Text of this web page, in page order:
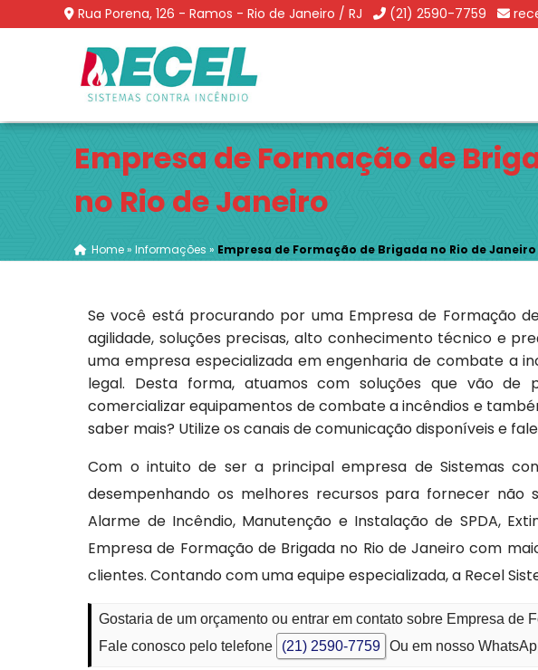
Rua Porena, 126 - Ramos - Rio de Janeiro / RJ (21) 2590-7759
Empresa de Formação de
no Rio de Janeiro
Home»Informações » Empresa de Formação de Brigada no Rio de Janeiro
Se você está procurando por uma Empresa de Formação
agilidade, soluções precisas, alto conhecimento técnico e
uma empresa especializada em engenharia de combate a
legal. Desta forma, atuamos com soluções que vão de
comercializar equipamentos de combate a incêndios e
saber mais? Utilize os canais de comunicação disponíveis e
Com o intuito de ser a principal empresa de Sistemas
desempenhando os melhores recursos para fornecer não
Alarme de Incêndio, Manutenção e Instalação de SPDA,
Empresa de Formação de Brigada no Rio de Janeiro com
clientes. Contando com uma equipe especializada, a Recel
Gostaria de um orçamento ou entrar em contato sobre Empresa de
Fale conosco pelo telefone
(21) 2590-7759 Ou em nosso